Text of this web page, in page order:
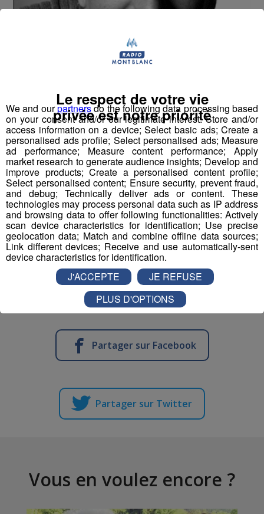
Gilles Granouillet était l'invité du Mont Blanc Morning sur
Radio Mont Blanc. Il nous présente "Abeilles" une pièce
jouée vendredi 13 Mai au théâtre des Allobroges à
Cluses 20h30.
mp3
Infos:
http://www.theatre-des-
allobroges.fr/spectacles/abeilles/
Partager sur Facebook
Partager sur Twitter
Vous en voulez encore ?
We and ourpartnersdo the following data processing based
on your consent and/or our legitimate interest: Store and/or
access information on a device; Select basic ads; Create a
personalised ads profile; Select personalised ads; Measure
ad performance; Measure content performance; Apply
market research to generate audience insights; Develop and
improve products; Create a personalised content profile;
Select personalised content; Ensure security, prevent fraud,
and debug; Technically deliver ads or content. These
technologies may process personal data such as IP address
and browsing data to offer following functionalities: Actively
scan device characteristics for identification; Use precise
geolocation data; Match and combine offline data sources;
Link different devices; Receive and use automatically-sent
device characteristics for identification.
Le respect de votre vie
privée est notre priorité
J'ACCEPTE
JE REFUSE
PLUS D'OPTIONS